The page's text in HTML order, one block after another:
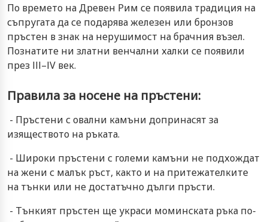
По времето на Древен Рим се появила традиция на
съпругата да се подарява железен или бронзов
пръстен в знак на нерушимост на брачния възел.
Познатите ни златни венчални халки се появили
през ІІІ–ІV век.
Правила за носене на пръстени:
- Пръстени с овални камъни допринасят за
изяществото на ръката.
- Широки пръстени с големи камъни не подхождат
на жени с малък ръст, както и на притежателките
на тънки или не достатъчно дълги пръсти.
- Тънкият пръстен ще украси моминската ръка по-